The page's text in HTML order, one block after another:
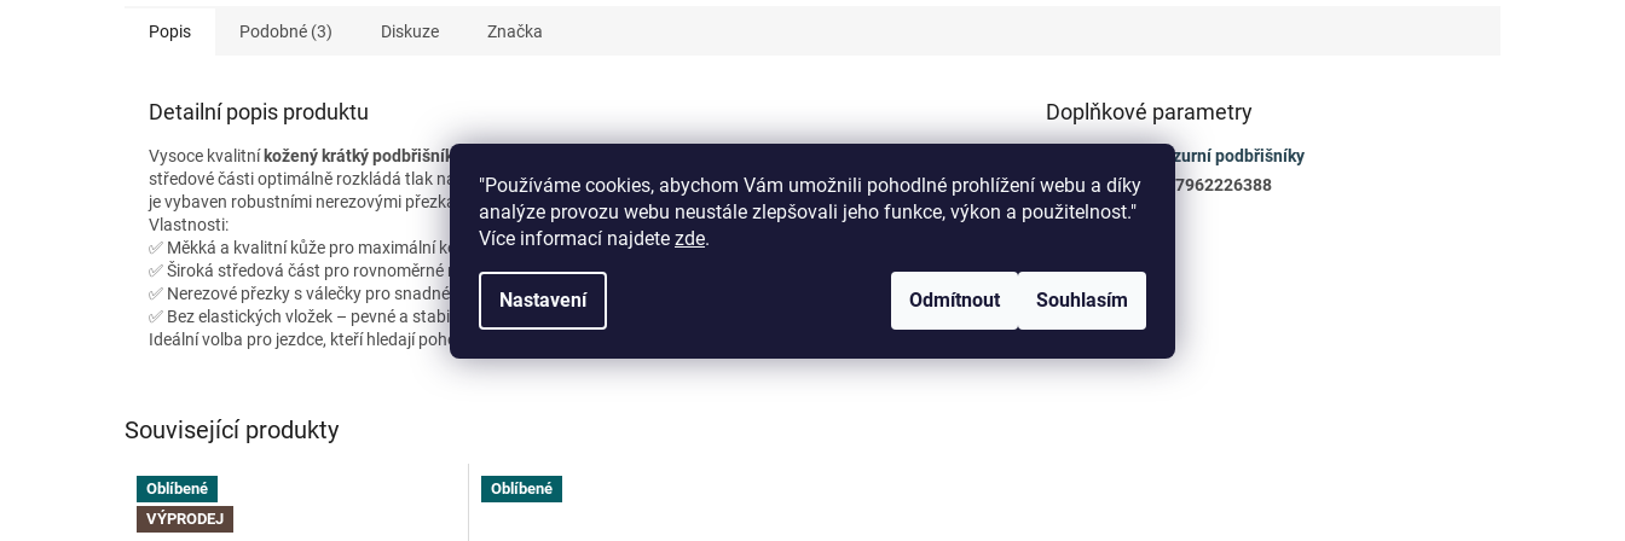
"Používáme cookies, abychom Vám umožnili pohodlné prohlížení webu a díky
analýze provozu webu neustále zlepšovali jeho funkce, výkon a použitelnost."
Více informací najdete zde.
Nastavení Odmítnout Souhlasím
Související produkty
Oblíbené
VÝPRODEJ
Oblíbené
Popis Podobné (3) Diskuze Značka
Detailní popis produktu
Vysoce kvalitníkožený krátký podbřišník Comfort
středové části optimálně rozkládá tlak na hrudník a přizpůsobuje se tělu koně, čímž minimalizuje riziko otlaků. Podbřišník
je vybaven robustními nerezovými přezkami s válečky pro snadné a bezpečné dotažení.
Vlastnosti:
✅ Měkká a kvalitní kůže pro maximální komfort
✅ Široká středová část pro rovnoměrné rozložení tlaku
✅ Nerezové přezky s válečky pro snadné upevnění
✅ Bez elastických vložek – pevné a stabilní uchycení
Ideální volba pro jezdce, kteří hledají pohodlný a odolný podbřišník pro svého koně.
Doplňkové parametry
Drezurní podbřišníky
EAN: 4057962226388